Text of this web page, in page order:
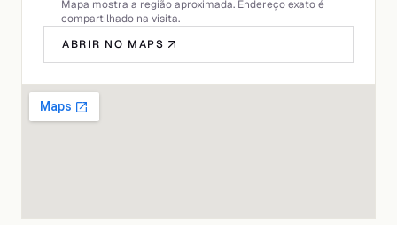
Mapa mostra a região aproximada. Endereço exato é
compartilhado na visita.
ABRIR NO MAPS